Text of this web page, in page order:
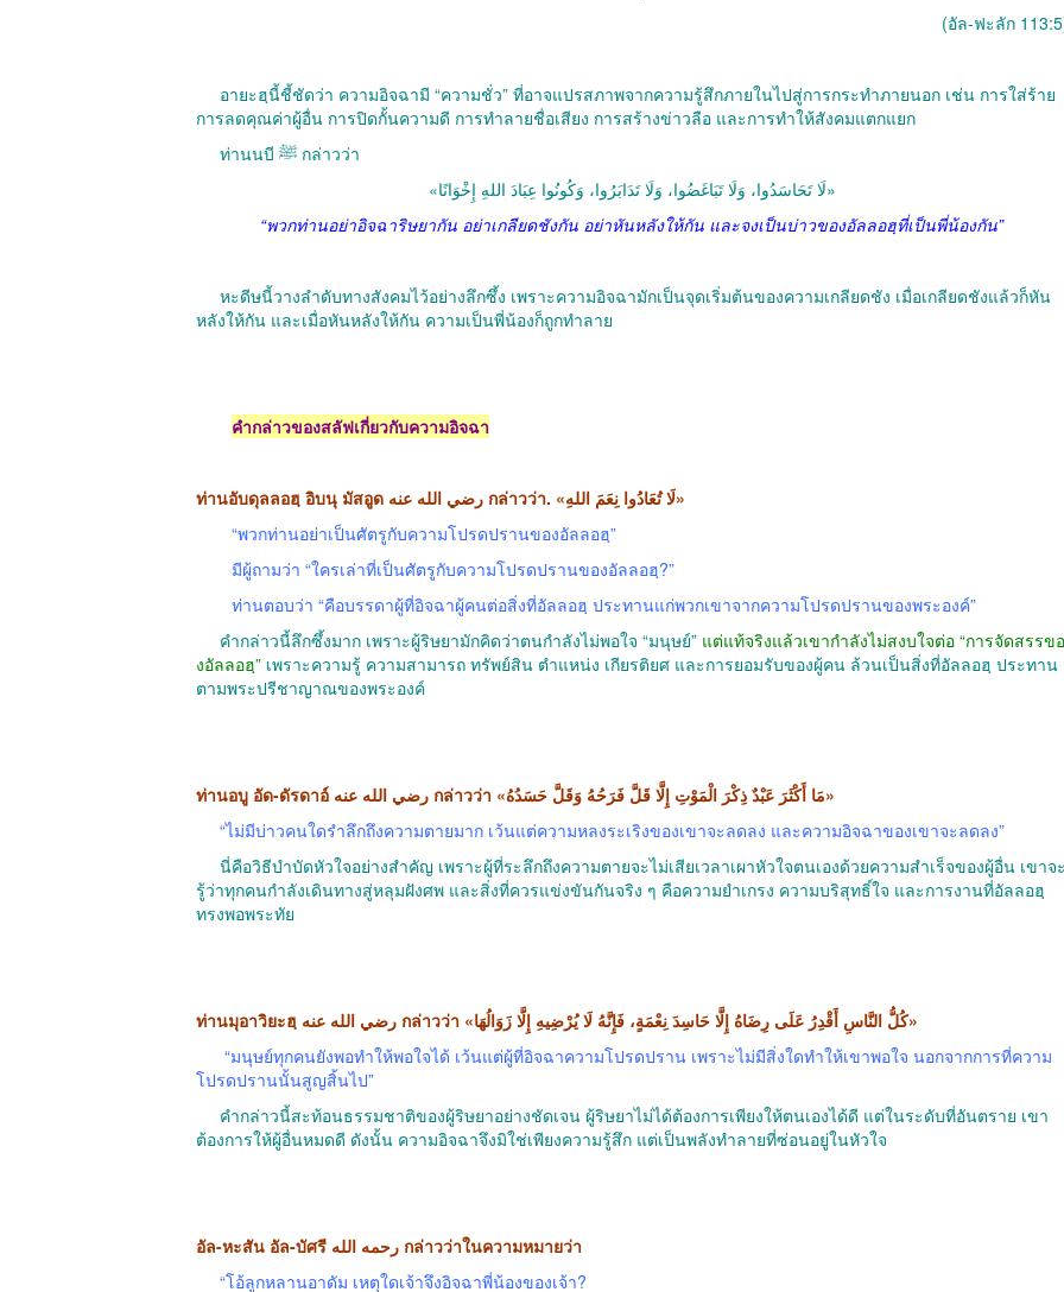
(อัล-ฟะลัก
อายะฮฺนี้ชี้ชัดว่า ความอิจฉามี “ความชั่ว” ที่อาจแปรสภาพจากความรู้สึกภายในไปสู่การกระทำภายนอก เช่น การใส่ร้าย
การลดคุณค่าผู้อื่น การปิดกั้นความดี การทำลายชื่อเสียง การสร้างข่าวลือ และการทำให้สังคมแตกแยก
ท่านนบี ﷺ กล่าวว่า
«لَا تَحَاسَدُوا، وَلَا تَبَاغَضُوا، وَلَا تَدَابَرُوا، وَكُونُوا عِبَادَ اللهِ إِخْوَانًا»
“พวกท่านอย่าอิจฉาริษยากัน อย่าเกลียดชังกัน อย่าหันหลังให้กัน และจงเป็นบ่าวของอัลลอฮฺที่เป็นพี่น้องกัน”
หะดีษนี้วางลำดับทางสังคมไว้อย่างลึกซึ้ง เพราะความอิจฉามักเป็นจุดเริ่มต้นของความเกลียดชัง เมื่อเกลียดชังแล้วก็หัน
หลังให้กัน และเมื่อหันหลังให้กัน ความเป็นพี่น้องก็ถูกทำลาย
คำกล่าวของสลัฟเกี่ยวกับความอิจฉา
ท่านอับดุลลอฮฺ อิบนุ มัสอูด رضي الله عنه กล่าวว่า. «لَا تُعَادُوا نِعَمَ اللهِ»
“พวกท่านอย่าเป็นศัตรูกับความโปรดปรานของอัลลอฮฺ”
มีผู้ถามว่า “ใครเล่าที่เป็นศัตรูกับความโปรดปรานของอัลลอฮฺ?”
ท่านตอบว่า “คือบรรดาผู้ที่อิจฉาผู้คนต่อสิ่งที่อัลลอฮฺ ประทานแก่พวกเขาจากความโปรดปรานของพระองค์”
คำกล่าวนี้ลึกซึ้งมาก เพราะผู้ริษยามักคิดว่าตนกำลังไม่พอใจ “มนุษย์” แต่แท้จริงแล้วเขากำลังไม่สงบใจต่อ “การจัดสรรขอ
งอัลลอฮฺ” เพราะความรู้ ความสามารถ ทรัพย์สิน ตำแหน่ง เกียรติยศ และการยอมรับของผู้คน ล้วนเป็นสิ่งที่อัลลอฮฺ ประทาน
ตามพระปรีชาญาณของพระองค์
ท่านอบู อัด-ดัรดาอ์ رضي الله عنه กล่าวว่า «مَا أَكْثَرَ عَبْدٌ ذِكْرَ الْمَوْتِ إِلَّا قَلَّ فَرَحُهُ وَقَلَّ حَسَدُهُ»
“ไม่มีบ่าวคนใดรำลึกถึงความตายมาก เว้นแต่ความหลงระเริงของเขาจะลดลง และความอิจฉาของเขาจะลดลง”
นี่คือวิธีบำบัดหัวใจอย่างสำคัญ เพราะผู้ที่ระลึกถึงความตายจะไม่เสียเวลาเผาหัวใจตนเองด้วยความสำเร็จของผู้อื่น เขาจะ
รู้ว่าทุกคนกำลังเดินทางสู่หลุมฝังศพ และสิ่งที่ควรแข่งขันกันจริง ๆ คือความยำเกรง ความบริสุทธิ์ใจ และการงานที่อัลลอฮฺ
ทรงพอพระทัย
ท่านมุอาวิยะฮฺ رضي الله عنه กล่าวว่า «كُلُّ النَّاسِ أَقْدِرُ عَلَى رِضَاهُ إِلَّا حَاسِدَ نِعْمَةٍ، فَإِنَّهُ لَا يُرْضِيهِ إِلَّا زَوَالُهَا»
“มนุษย์ทุกคนยังพอทำให้พอใจได้ เว้นแต่ผู้ที่อิจฉาความโปรดปราน เพราะไม่มีสิ่งใดทำให้เขาพอใจ นอกจากการที่ความ
โปรดปรานนั้นสูญสิ้นไป”
คำกล่าวนี้สะท้อนธรรมชาติของผู้ริษยาอย่างชัดเจน ผู้ริษยาไม่ได้ต้องการเพียงให้ตนเองได้ดี แต่ในระดับที่อันตราย เขา
ต้องการให้ผู้อื่นหมดดี ดังนั้น ความอิจฉาจึงมิใช่เพียงความรู้สึก แต่เป็นพลังทำลายที่ซ่อนอยู่ในหัวใจ
อัล-หะสัน อัล-บัศรี رحمه الله กล่าวว่าในความหมายว่า
“โอ้ลูกหลานอาดัม เหตุใดเจ้าจึงอิจฉาพี่น้องของเจ้า?